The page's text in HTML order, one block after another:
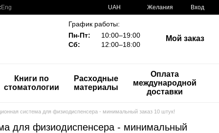
Eng UAH Желания Вход
График работы:
Пн-Пт:
10:00–19:00
Сб:
12:00–18:00
Мой заказ
Книги по
стоматологии
Расходные
материалы
Оплата
международной
доставки
система для физиодиспенсера - минимальный заказ 10 штук!
для физиодиспенсера - минимальный